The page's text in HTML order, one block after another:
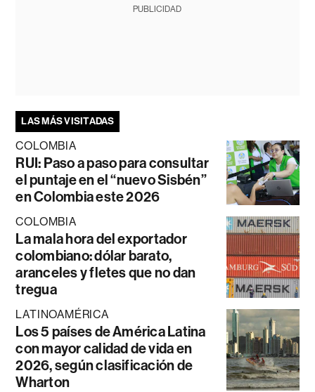
PUBLICIDAD
LAS MÁS VISITADAS
COLOMBIA
RUI: Paso a paso para consultar
el puntaje en el “nuevo Sisbén”
en Colombia este 2026
COLOMBIA
La mala hora del exportador
colombiano: dólar barato,
aranceles y fletes que no dan
tregua
LATINOAMÉRICA
Los 5 países de América Latina
con mayor calidad de vida en
2026, según clasificación de
Wharton